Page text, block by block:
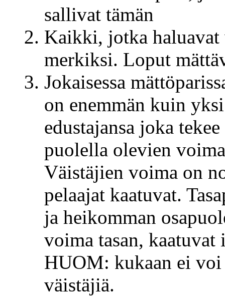
sallivat tämän
Kaikki, jotka haluavat
merkiksi. Loput
Jokaisessa
on enemmän kuin
edustajansa joka
puolella olevien
Väistäjien voima on
pelaajat kaatuvat.
ja heikomman
voima tasan,
HUOM: kukaan ei
väistäjiä.